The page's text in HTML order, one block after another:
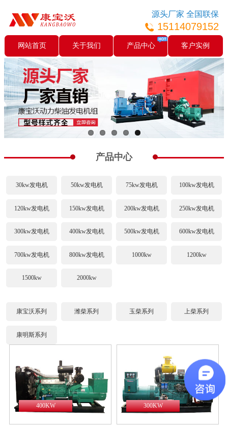
源头厂家 全国联保
15114079152
网站首页 关于我们 产品中心 客户实例
产品中心
30kw发电机 50kw发电机 75kw发电机 100kw发电机
120kw发电机 150kw发电机 200kw发电机 250kw发电机
300kw发电机 400kw发电机 500kw发电机 600kw发电机
700kw发电机 800kw发电机 1000kw 1200kw
1500kw 2000kw
康宝沃系列 潍柴系列 玉柴系列 上柴系列
康明斯系列
400KW 300KW